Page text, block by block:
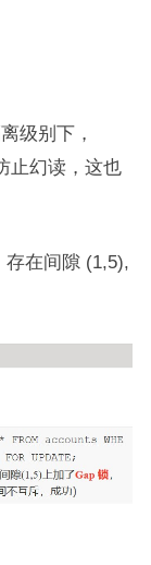
级别下，
止幻读，这也
存在间隙 (1,5),